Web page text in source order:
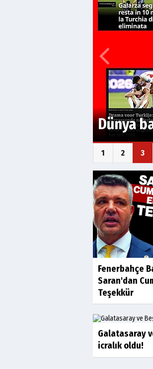
Dünya
1 2 3
Fenerbahçe
Saran'dan
Teşekkür
Galatasaray
icralık oldu!